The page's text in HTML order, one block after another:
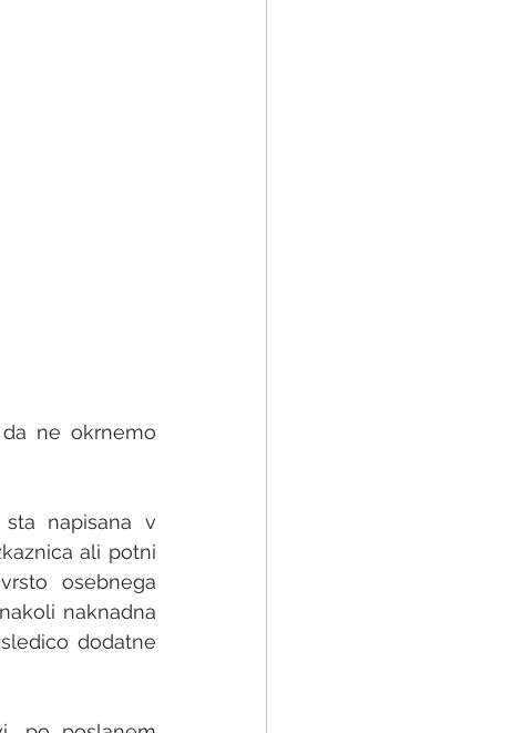
ne okrnemo
napisana v
ali potni
osebnega
naknadna
dodatne